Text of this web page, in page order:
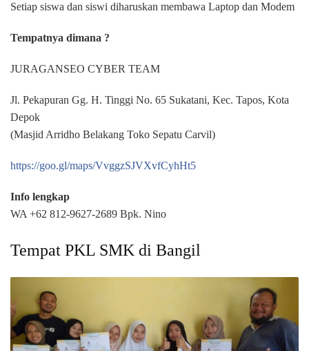
Setiap siswa dan siswi diharuskan membawa Laptop dan Modem
Tempatnya dimana ?
JURAGANSEO CYBER TEAM
Jl. Pekapuran Gg. H. Tinggi No. 65 Sukatani, Kec. Tapos, Kota
Depok
(Masjid Arridho Belakang Toko Sepatu Carvil)
https://goo.gl/maps/VvggzSJVXvfCyhHt5
Info lengkap
WA +62 812-9627-2689 Bpk. Nino
Tempat PKL SMK di Bangil